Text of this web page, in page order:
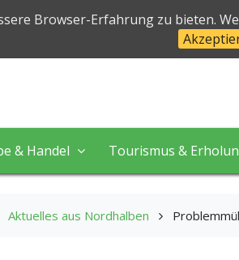
Browser-Erfahrung zu bieten.
in perfekter Natur!
& Handel Tourismus &
Aktuelles aus Nordhalben